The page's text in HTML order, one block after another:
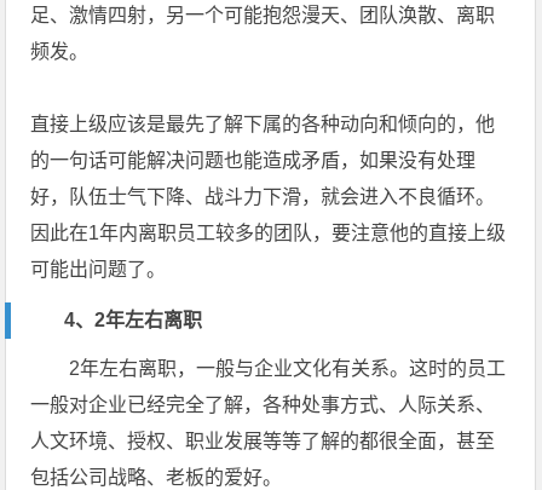
足、激情四射，另一个可能抱怨漫天、团队涣散、离职
频发。
直接上级应该是最先了解下属的各种动向和倾向的，他
的一句话可能解决问题也能造成矛盾，如果没有处理
好，队伍士气下降、战斗力下滑，就会进入不良循环。
因此在1年内离职员工较多的团队，要注意他的直接上级
可能出问题了。
4、2年左右离职
2年左右离职，一般与企业文化有关系。这时的员工
一般对企业已经完全了解，各种处事方式、人际关系、
人文环境、授权、职业发展等等了解的都很全面，甚至
包括公司战略、老板的爱好。